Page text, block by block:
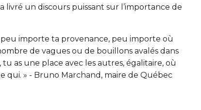
livré un discours puissant sur l’importance de
peu importe ta provenance, peu importe où
de vagues ou de bouillons avalés dans
as une place avec les autres, égalitaire, où
» - Bruno Marchand, maire de Québec